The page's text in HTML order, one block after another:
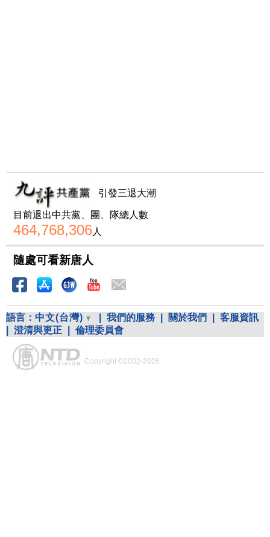
引發三退大潮
目前退出中共黨、團、隊總人數
464,768,306人
隨處可看新唐人
語言： 中文(台灣) 我們的服務 關於我們
客服資訊
澄清與更正 倫理委員會
Copyright ©2002-2026